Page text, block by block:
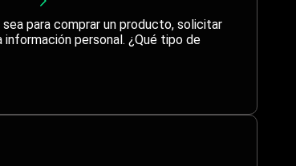
para comprar un producto, solicitar
personal. ¿Qué tipo de